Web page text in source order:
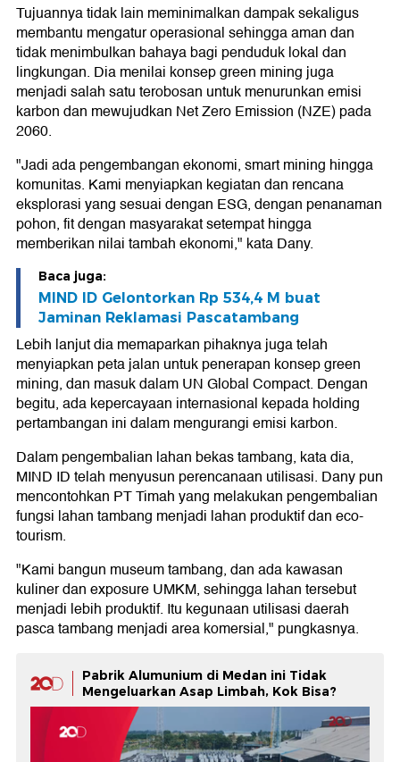
Tujuannya tidak lain meminimalkan dampak sekaligus
membantu mengatur operasional sehingga aman dan
tidak menimbulkan bahaya bagi penduduk lokal dan
lingkungan. Dia menilai konsep green mining juga
menjadi salah satu terobosan untuk menurunkan emisi
karbon dan mewujudkan Net Zero Emission (NZE) pada
2060.
"Jadi ada pengembangan ekonomi, smart mining hingga
komunitas. Kami menyiapkan kegiatan dan rencana
eksplorasi yang sesuai dengan ESG, dengan penanaman
pohon, fit dengan masyarakat setempat hingga
memberikan nilai tambah ekonomi," kata Dany.
Baca juga:
MIND ID Gelontorkan Rp 534,4 M buat
Jaminan Reklamasi Pascatambang
Lebih lanjut dia memaparkan pihaknya juga telah
menyiapkan peta jalan untuk penerapan konsep green
mining, dan masuk dalam UN Global Compact. Dengan
begitu, ada kepercayaan internasional kepada holding
pertambangan ini dalam mengurangi emisi karbon.
Dalam pengembalian lahan bekas tambang, kata dia,
MIND ID telah menyusun perencanaan utilisasi. Dany pun
mencontohkan PT Timah yang melakukan pengembalian
fungsi lahan tambang menjadi lahan produktif dan eco-
tourism.
"Kami bangun museum tambang, dan ada kawasan
kuliner dan exposure UMKM, sehingga lahan tersebut
menjadi lebih produktif. Itu kegunaan utilisasi daerah
pasca tambang menjadi area komersial," pungkasnya.
Pabrik Alumunium di Medan ini Tidak
Mengeluarkan Asap Limbah, Kok Bisa?